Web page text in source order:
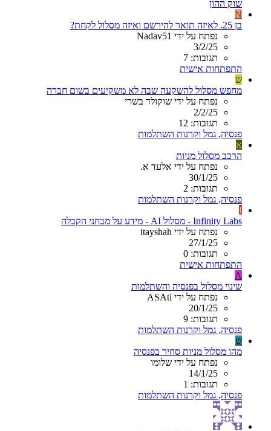
שוק ההון
N
בן 25. לאיזה תואר להירשם ואיזה מסלול לקחת?
נפתח על ידי Nadav51
3/2/25
תגובות: 7
התפתחות אישית
ש
מחפש מסלול להשקעה שבה לא משקיעים בשום חברה
נפתח על ידי שוקולד בשרי
2/2/25
תגובות: 12
פנסיה, גמל וקרנות השתלמות
א
הרכב מסלול מניות
נפתח על ידי אלעד א.
30/1/25
תגובות: 2
פנסיה, גמל וקרנות השתלמות
I
Infinity Labs - מסלול AI - מידע על מבחני הקבלה
נפתח על ידי itayshah
27/1/25
תגובות: 0
התפתחות אישית
A
שינוי מסלול בפנסיה והשתלמות
נפתח על ידי ASAti
20/1/25
תגובות: 9
פנסיה, גמל וקרנות השתלמות
ש
מהו מסלול מניות סחיר בפנסיה
נפתח על ידי שלומו
14/1/25
תגובות: 1
פנסיה, גמל וקרנות השתלמות